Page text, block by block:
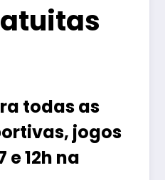
todas as
jogos
12h na